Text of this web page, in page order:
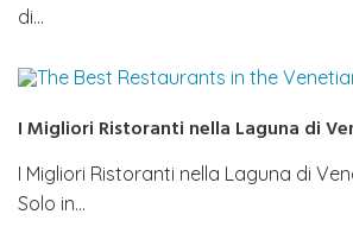
di…
I Migliori Ristoranti nella Laguna di
I Migliori Ristoranti nella Laguna di
Solo in…